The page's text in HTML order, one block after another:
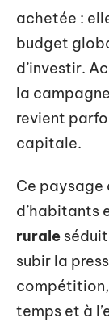
achetée :
budget
d’investir.
la
revient
capitale.
Ce paysage
d’habitants
rurale
subir la
temps et à